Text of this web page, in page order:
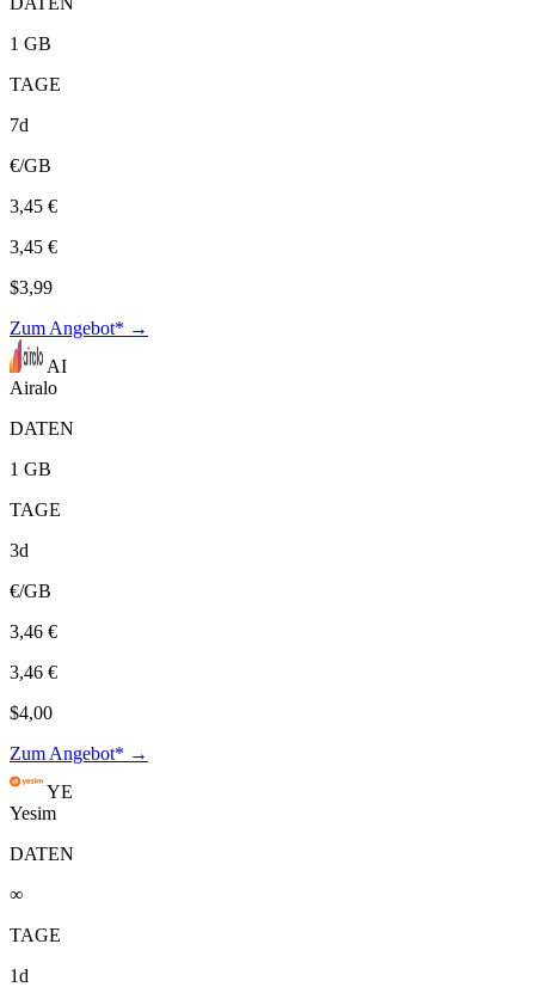
1 GB
TAGE
7d
€/GB
3,45 €
3,45 €
$3,99
Zum Angebot* →
AI
Airalo
DATEN
1 GB
TAGE
3d
€/GB
3,46 €
3,46 €
$4,00
Zum Angebot* →
YE
Yesim
DATEN
∞
TAGE
1d